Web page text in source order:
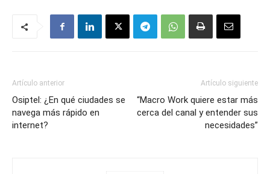
Artículo anterior
Osiptel: ¿En qué ciudades se
navega más rápido en
internet?
Artículo siguiente
“Macro Work quiere estar más
cerca del canal y entender sus
necesidades”